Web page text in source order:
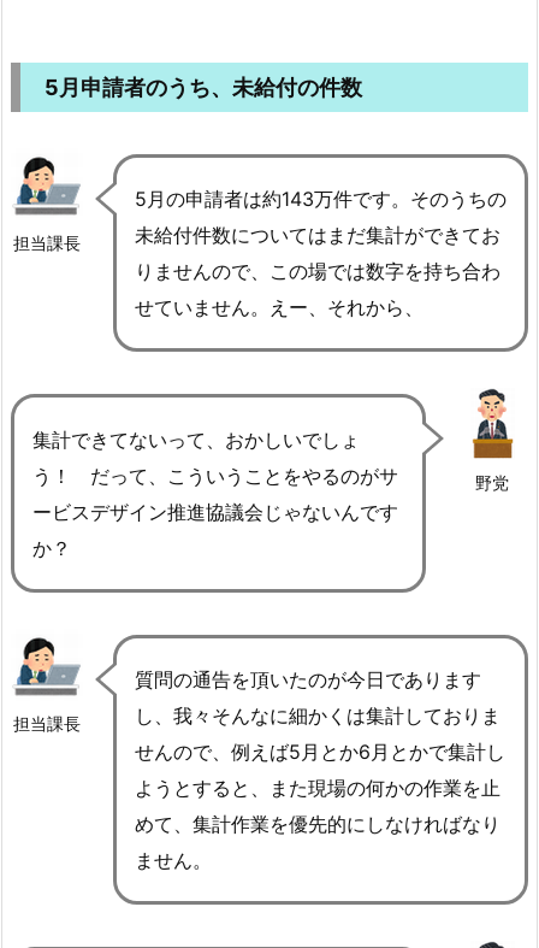
5月申請者のうち、未給付の件数
担当課長
5月の申請者は約143万件です。そのうちの
未給付件数についてはまだ集計ができてお
りませんので、この場では数字を持ち合わ
せていません。えー、それから、
野党
集計できてないって、おかしいでしょ
う！ だって、こういうことをやるのがサ
ービスデザイン推進協議会じゃないんです
か？
担当課長
質問の通告を頂いたのが今日であります
し、我々そんなに細かくは集計しておりま
せんので、例えば5月とか6月とかで集計し
ようとすると、また現場の何かの作業を止
めて、集計作業を優先的にしなければなり
ません。